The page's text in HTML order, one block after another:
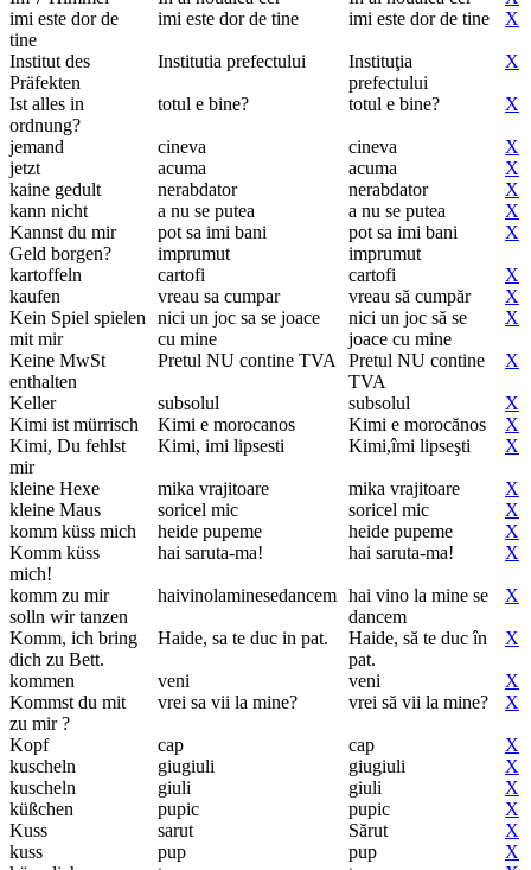
imi este dor de
tine
imi este dor de tine imi este dor de tine X
Institut des
Präfekten
Institutia prefectului
Instituţia
prefectului
X
Ist alles in
ordnung?
totul e bine? totul e bine? X
jemand cineva cineva
X
jetzt
acuma acuma
X
kaine gedult
nerabdator nerabdator
X
kann nicht
a nu se putea a nu se putea
X
Kannst du mir
Geld borgen?
pot sa imi bani
imprumut
pot sa imi bani
imprumut
X
kartoffeln cartofi cartofi
X
kaufen
vreau sa cumpar vreau să cumpăr
X
Kein Spiel spielen
mit mir
nici un joc sa se joace
cu mine
nici un joc să se
joace cu mine
X
Keine MwSt
enthalten
Pretul NU contine TVA
Pretul NU contine
TVA
X
Keller subsolul subsolul
X
Kimi ist mürrisch
Kimi e morocanos Kimi e morocănos
X
Kimi, Du fehlst
mir
Kimi, imi lipsesti Kimi,îmi lipseşti X
kleine Hexe mika vrajitoare mika vrajitoare
X
kleine Maus
soricel mic soricel mic
X
komm küss mich
heide pupeme heide pupeme
X
Komm küss
mich!
hai saruta-ma! hai saruta-ma! X
komm zu mir
solln wir tanzen
haivinolaminesedancem hai vino la mine se
dancem
X
Komm, ich bring
dich zu Bett.
Haide, sa te duc in pat.
Haide, să te duc în
pat.
X
kommen veni veni
X
Kommst du mit
zu mir ?
vrei sa vii la mine? vrei să vii la mine? X
Kopf cap cap
X
kuscheln
giugiuli giugiuli
X
kuscheln
giuli giuli
X
küßchen
pupic pupic
X
Kuss
sarut Sărut
X
kuss
pup pup
X